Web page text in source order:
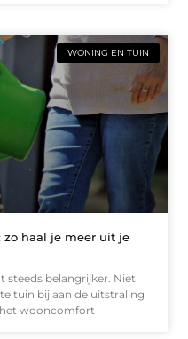
WONING EN TUIN
zo haal je meer uit je
steeds belangrijker. Niet
tuin bij aan de uitstraling
het wooncomfort